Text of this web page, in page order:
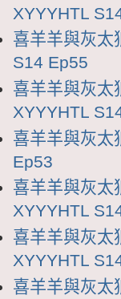
XYYYHTL
喜羊羊與灰太
S14 Ep55
喜羊羊與灰太
XYYYHTL
喜羊羊與灰太
Ep53
喜羊羊與灰太
XYYYHTL
喜羊羊與灰太
XYYYHTL
喜羊羊與灰太